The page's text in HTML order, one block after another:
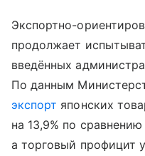
Экспортно-
продолжает
введённых
По данным
экспорт японских
на 13,9% по
а торговый профицит